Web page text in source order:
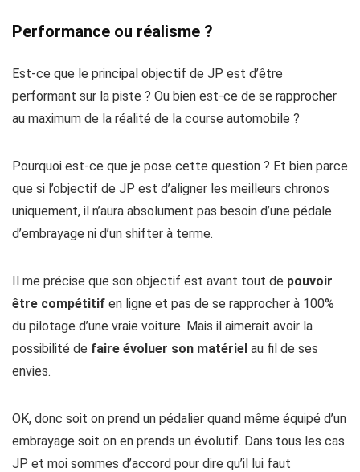
Performance ou réalisme ?
Est-ce que le principal objectif de JP est d’être
performant sur la piste ? Ou bien est-ce de se rapprocher
au maximum de la réalité de la course automobile ?
Pourquoi est-ce que je pose cette question ? Et bien parce
que si l’objectif de JP est d’aligner les meilleurs chronos
uniquement, il n’aura absolument pas besoin d’une pédale
d’embrayage ni d’un shifter à terme.
Il me précise que son objectif est avant tout de pouvoir
être compétitif en ligne et pas de se rapprocher à 100%
du pilotage d’une vraie voiture. Mais il aimerait avoir la
possibilité de faire évoluer son matériel au fil de ses
envies.
OK, donc soit on prend un pédalier quand même équipé d’un
embrayage soit on en prends un évolutif. Dans tous les cas
JP et moi sommes d’accord pour dire qu’il lui faut